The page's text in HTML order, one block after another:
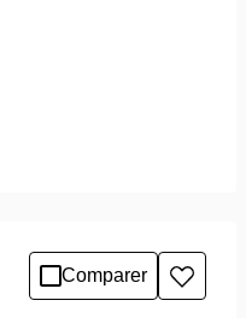
Comparer
à